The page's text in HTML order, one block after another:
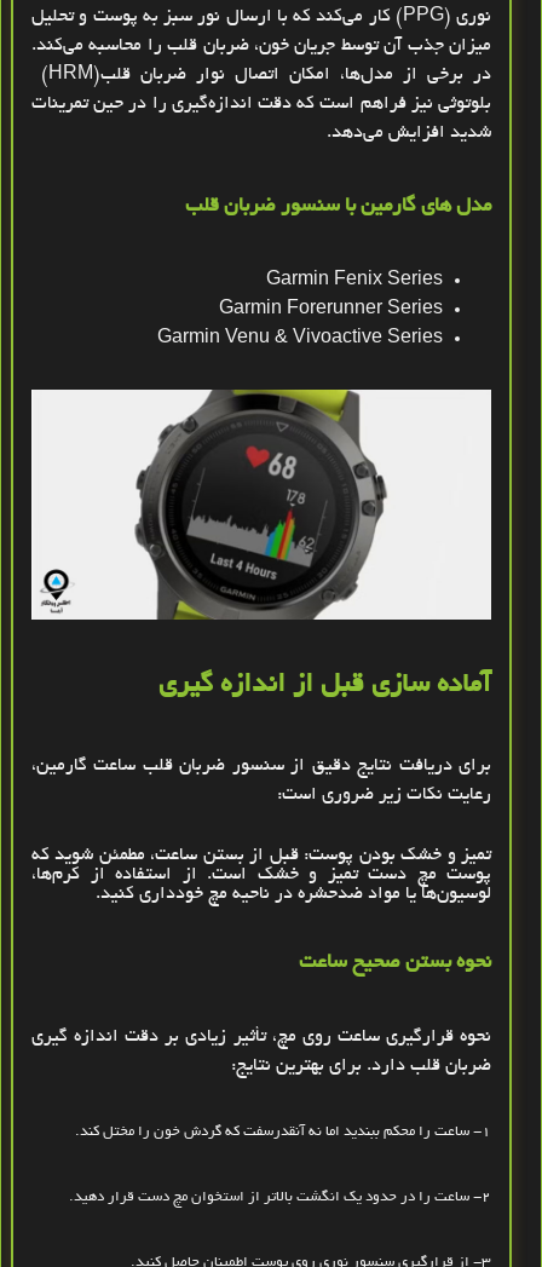
نوری (PPG)کار می‌کند که با ارسال نور سبز به پوست و تحلیل
میزان جذب آن توسط جریان خون، ضربان قلب را محاسبه می‌کند.
در برخی از مدل‌ها، امکان اتصال نوار ضربان قلب(HRM)
بلوتوثی نیز فراهم است که دقت اندازه‌گیری را در حین تمرینات
شدید افزایش می‌دهد.
مدل‌ های گارمین با سنسور ضربان قلب
Garmin Fenix Series
Garmin Forerunner Series
Garmin Venu & Vivoactive Series
آماده ‌سازی قبل از اندازه‌ گیری
برای دریافت نتایج دقیق از سنسور ضربان قلب ساعت گارمین،
رعایت نکات زیر ضروری است:
تمیز و خشک بودن پوست: قبل از بستن ساعت، مطمئن شوید که
پوست مچ دست تمیز و خشک است. از استفاده از کرم‌ها،
لوسیون‌ها یا مواد ضدحشره در ناحیه مچ خودداری کنید.
نحوه بستن صحیح ساعت
نحوه قرارگیری ساعت روی مچ، تأثیر زیادی بر دقت اندازه ‌گیری
ضربان قلب دارد. برای بهترین نتایج:
1- ساعت را محکم ببندید اما نه آنقدرسفت که گردش خون را مختل کند .
2- ساعت را در حدود یک انگشت بالاتر از استخوان مچ دست قرار دهید .
3- از قرارگیری سنسور نوری روی پوست اطمینان حاصل کنید .